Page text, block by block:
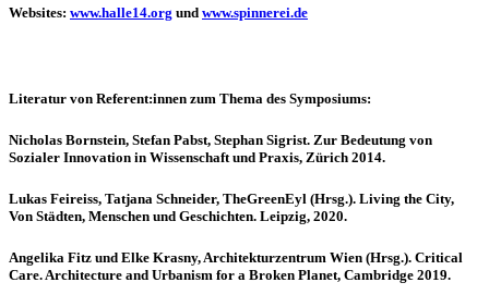
Websites: www.halle14.org und www.spinnerei.de
Literatur von Referent:innen zum Thema des Symposiums:
Nicholas Bornstein, Stefan Pabst, Stephan Sigrist. Zur Bedeutung von
Sozialer Innovation in Wissenschaft und Praxis, Zürich 2014.
Lukas Feireiss, Tatjana Schneider, TheGreenEyl (Hrsg.). Living the City,
Von Städten, Menschen und Geschichten. Leipzig, 2020.
Angelika Fitz und Elke Krasny, Architekturzentrum Wien (Hrsg.). Critical
Care. Architecture and Urbanism for a Broken Planet, Cambridge 2019.